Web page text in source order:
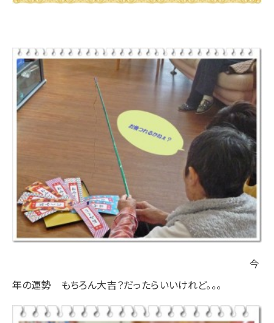
今
年の運勢 もちろん大吉？だったらいいけれど。。。